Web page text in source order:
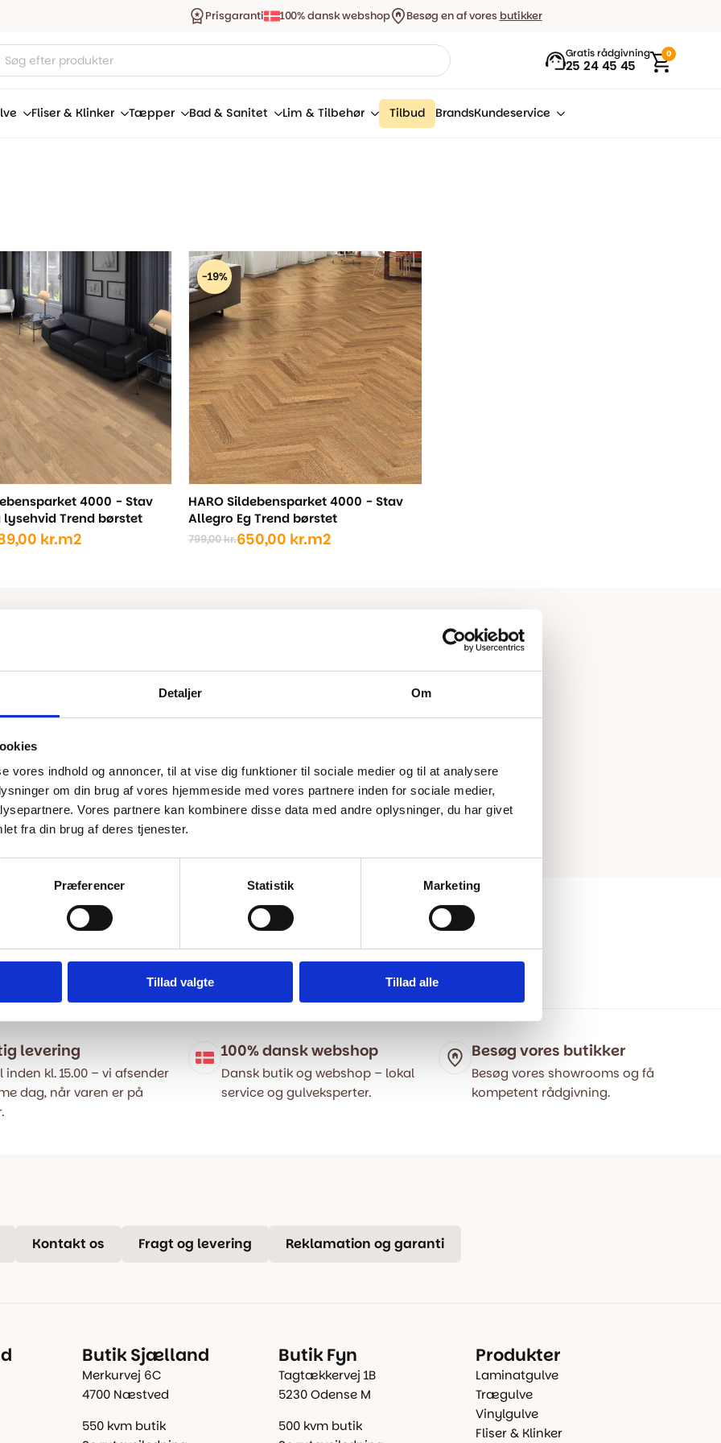
Detaljer Om
vores indhold og annoncer, til at vise dig funktioner til sociale medier og til at analysere
om din brug af vores hjemmeside med vores partnere inden for sociale medier,
Vores partnere kan kombinere disse data med andre oplysninger, du har givet
fra din brug af deres tjenester.
Præferencer Statistik Marketing
Tillad valgte Tillad alle
Prisgaranti 100% dansk webshop Besøg en af vores butikker
Gratis rådgivning
25 24 45 45
0
Fliser & Klinker Tæpper Bad & Sanitet Lim & Tilbehør Tilbud BrandsKundeservice
4000 - Stav
lysehvid Trend børstet
kr.m2
-19%
HARO Sildebensparket 4000 - Stav
Allegro Eg Trend børstet
799,00kr.
Den
650,00 kr.
Den
m2
levering
inden kl. 15.00 – vi afsender
dag, når varen er på
100% dansk webshop
Dansk butik og webshop – lokal
service og gulveksperter.
Besøg vores butikker
Besøg vores showrooms og få
kompetent rådgivning.
Kontakt os Fragt og levering Reklamation og garanti
Butik Sjælland
Merkurvej 6C
4700 Næstved
550 kvm butik
Butik Fyn
Tagtækkervej 1B
5230 Odense M
500 kvm butik
Produkter
Laminatgulve
Trægulve
Vinylgulve
Fliser & Klinker